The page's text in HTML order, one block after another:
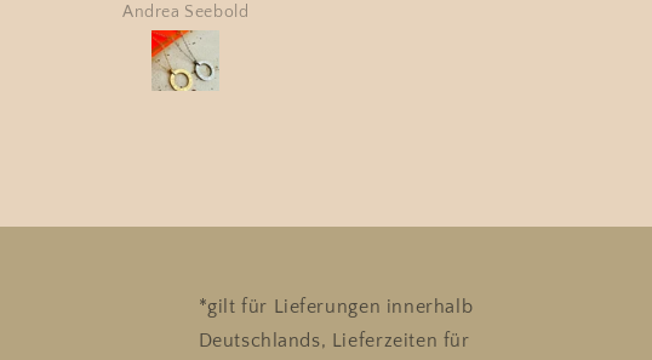
Anne Kunze
*gilt für Lieferungen innerhalb
Deutschlands, Lieferzeiten für